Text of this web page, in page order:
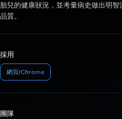
胎兒的健康狀況，並考量病史做出明
品質。
採用
網頁/Chrome
團隊